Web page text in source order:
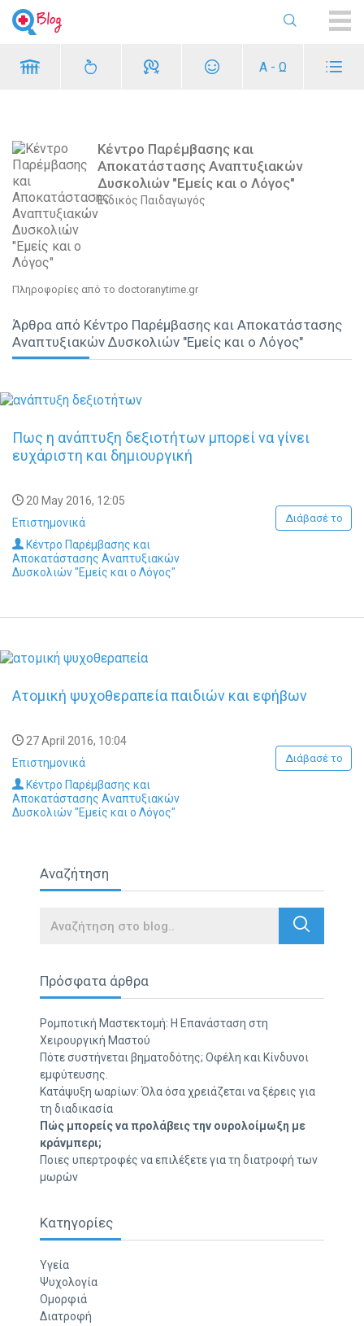
Α - Ω
Κέντρο Παρέμβασης και
Αποκατάστασης Αναπτυξιακών
Δυσκολιών "Εμείς και ο Λόγος"
Ειδικός Παιδαγωγός
Πληροφορίες από το doctoranytime.gr
Άρθρα από Κέντρο Παρέμβασης και Αποκατάστασης
Αναπτυξιακών Δυσκολιών "Εμείς και ο Λόγος"
Πως η ανάπτυξη δεξιοτήτων μπορεί να γίνει
ευχάριστη και δημιουργική
20 May 2016, 12:05
Επιστημονικά
Κέντρο Παρέμβασης και
Αποκατάστασης Αναπτυξιακών
Δυσκολιών "Εμείς και ο Λόγος"
Διάβασέ το
Ατομική ψυχοθεραπεία παιδιών και εφήβων
27 April 2016, 10:04
Επιστημονικά
Κέντρο Παρέμβασης και
Αποκατάστασης Αναπτυξιακών
Δυσκολιών "Εμείς και ο Λόγος"
Διάβασέ το
Αναζήτηση
Search
Πρόσφατα άρθρα
Ρομποτική Μαστεκτομή: Η Επανάσταση στη
Χειρουργική Μαστού
Πότε συστήνεται βηματοδότης; Οφέλη και Κίνδυνοι
εμφύτευσης.
Κατάψυξη ωαρίων: Όλα όσα χρειάζεται να ξέρεις για
τη διαδικασία
Πώς μπορείς να προλάβεις την ουρολοίμωξη με
κράνμπερι;
Ποιες υπερτροφές να επιλέξετε για τη διατροφή των
μωρών
Κατηγορίες
Υγεία
Ψυχολογία
Ομορφιά
Διατροφή